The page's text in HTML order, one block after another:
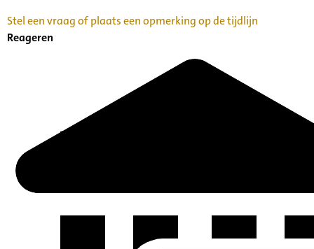
Stel een vraag of plaats een opmerking op de tijdlijn
Reageren